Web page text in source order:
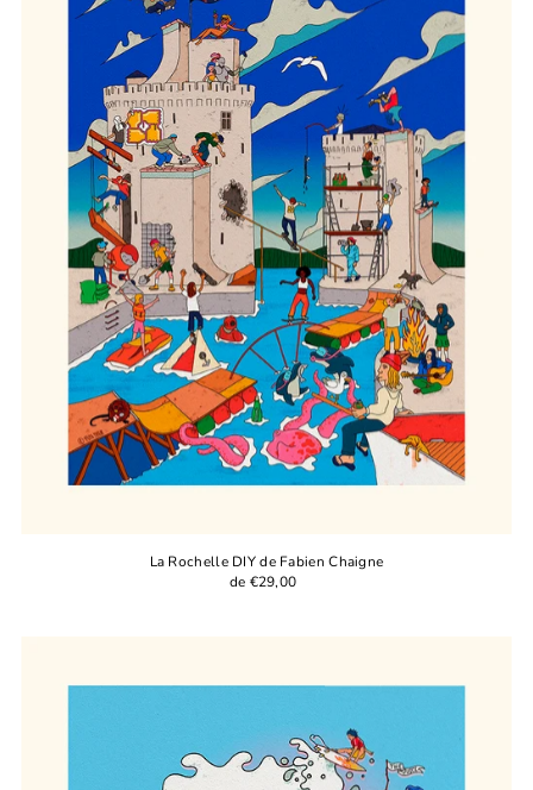
La Rochelle DIY de Fabien Chaigne
de €29,00